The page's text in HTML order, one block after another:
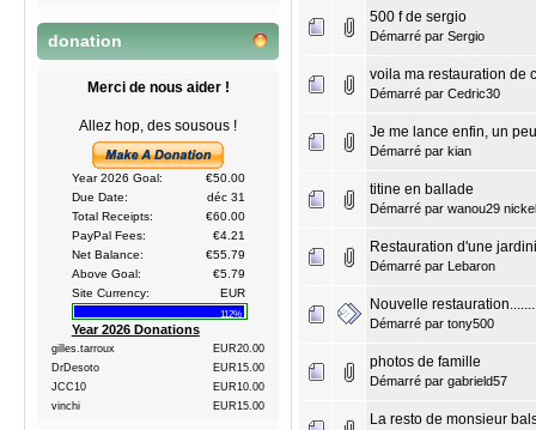
donation
Merci de nous aider !
Allez hop, des sousous !
Year 2026 Goal:
€50.00
Due Date:
déc 31
Total Receipts:
€60.00
PayPal Fees:
€4.21
Net Balance:
€55.79
Above Goal:
€5.79
Site Currency:
EUR
112%
Year 2026 Donations
gilles.tarroux
EUR20.00
DrDesoto
EUR15.00
JCC10
EUR10.00
vinchi
EUR15.00
500 f de sergio
Démarré par Sergio
voila ma restauration de
Démarré par Cedric30
Je me lance enfin, un
Démarré par kian
titine en ballade
Démarré par wanou29 nickel
Restauration d'une
Démarré par Lebaron
Nouvelle
Démarré par tony500
photos de famille
Démarré par gabrield57
La resto de monsieur